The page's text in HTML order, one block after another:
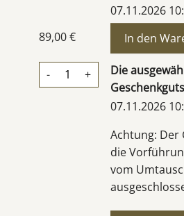
07.11.2026
89,00 €
- +
Die
07.11.2026
Achtung: Der
die
vom